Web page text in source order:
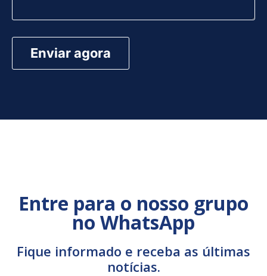
Entre para o nosso grupo
no WhatsApp
Fique informado e receba as últimas
notícias.